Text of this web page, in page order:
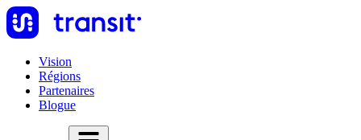
Vision
Régions
Partenaires
Blogue